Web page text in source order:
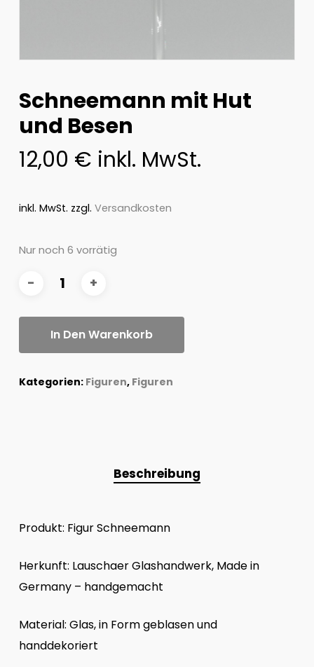
Schneemann mit Hut
und Besen
12,00 € inkl. MwSt.
inkl. MwSt. zzgl. Versandkosten
Nur noch 6 vorrätig
In Den Warenkorb
Kategorien: Figuren, Figuren
Beschreibung
Produkt: Figur Schneemann
Herkunft: Lauschaer Glashandwerk, Made in
Germany – handgemacht
Material: Glas, in Form geblasen und
handdekoriert